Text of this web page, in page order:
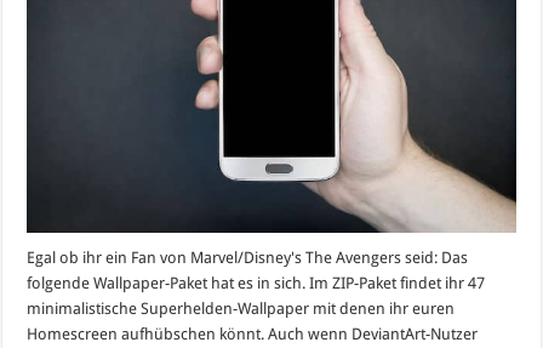
Egal ob ihr ein Fan von Marvel/Disney's The Avengers seid: Das
folgende Wallpaper-Paket hat es in sich. Im ZIP-Paket findet ihr 47
minimalistische Superhelden-Wallpaper mit denen ihr euren
Homescreen aufhübschen könnt. Auch wenn DeviantArt-Nutzer